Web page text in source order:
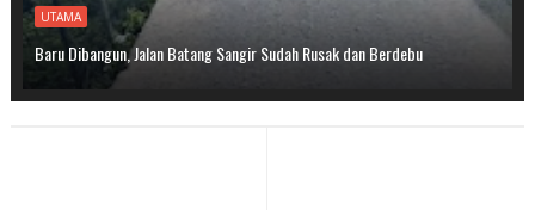
UTAMA
Baru Dibangun, Jalan Batang Sangir Sudah Rusak dan Berdebu